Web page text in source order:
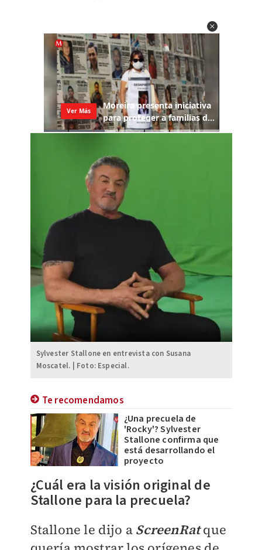
Sylvester Stallone en entrevista con Susana
Moscatel. | Foto: Especial.
Te recomendamos
¿Una precuela de
'Rocky'? Sylvester
Stallone confirma que
está desarrollando el
proyecto
¿Cuál era la visión original de
Stallone para la precuela?
Stallone le dijo a ScreenRatque